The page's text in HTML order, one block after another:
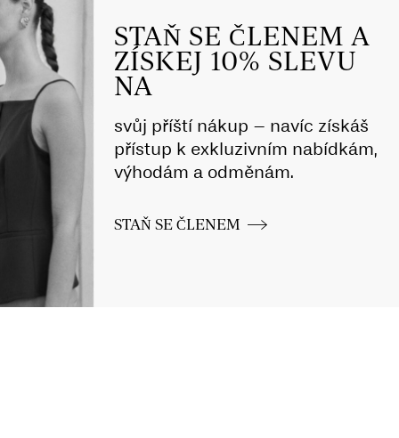
STAŇ SE ČLENEM A
ZÍSKEJ 10% SLEVU
NA
svůj příští nákup – navíc získáš
přístup k exkluzivním nabídkám,
výhodám a odměnám.
STAŇ SE ČLENEM